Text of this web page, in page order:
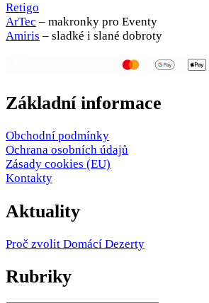
Retigo
ArTec – makronky pro Eventy
Amiris – sladké i slané dobroty
Základní informace
Obchodní podmínky
Ochrana osobních údajů
Zásady cookies (EU)
Kontakty
Aktuality
Proč zvolit Domácí Dezerty
Rubriky